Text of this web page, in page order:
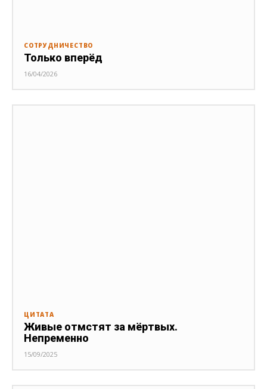
СОТРУДНИЧЕСТВО
Только вперёд
16/04/2026
ЦИТАТА
Живые отмстят за мёртвых.
Непременно
15/09/2025